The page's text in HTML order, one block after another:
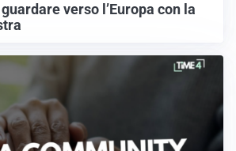
verso l’Europa con la